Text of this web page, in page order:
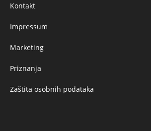
Kontakt
Impressum
Marketing
Priznanja
Zaštita osobnih podataka